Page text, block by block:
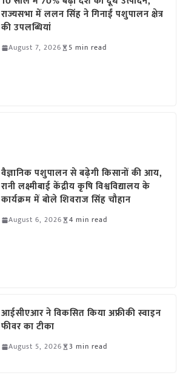
राज्यसभा में ललन सिंह ने गिनाईं पशुपालन क्षेत्र
की उपलब्धियां
August 7, 2026 5 min read
वैज्ञानिक पशुपालन से बढ़ेगी किसानों की आय,
रानी लक्ष्मीबाई केंद्रीय कृषि विश्वविद्यालय के
कार्यक्रम में बोले शिवराज सिंह चौहान
August 6, 2026 4 min read
आईसीएआर ने विकसित किया अफ्रीकी स्वाइन
फीवर का टीका
August 5, 2026 3 min read